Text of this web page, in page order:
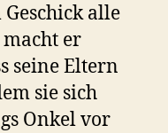
alle
er
seine Eltern
sie sich
Onkel vor